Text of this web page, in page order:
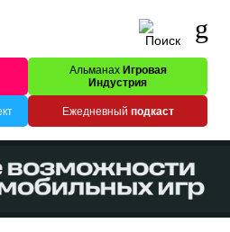
Альманах Игровая
Индустрия
Ежедневный подкаст